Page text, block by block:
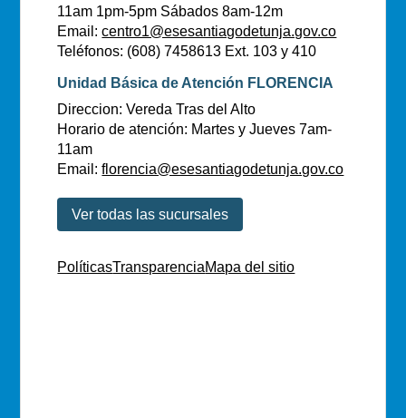
11am 1pm-5pm Sábados 8am-12m
Email:centro1@esesantiagodetunja.gov.co
Teléfonos: (608) 7458613 Ext. 103 y 410
Unidad Básica de Atención FLORENCIA
Direccion: Vereda Tras del Alto
Horario de atención: Martes y Jueves 7am-
11am
Email:florencia@esesantiagodetunja.gov.co
Ver todas las sucursales
PolíticasTransparenciaMapa del sitio